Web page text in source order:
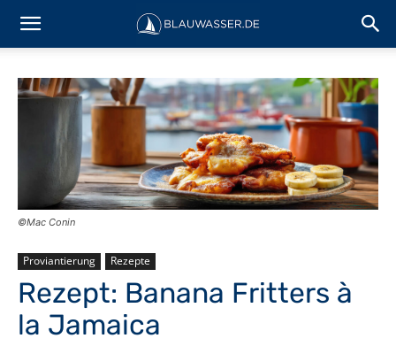
©Mac Conin
Proviantierung Rezepte
Rezept: Banana Fritters à
la Jamaica